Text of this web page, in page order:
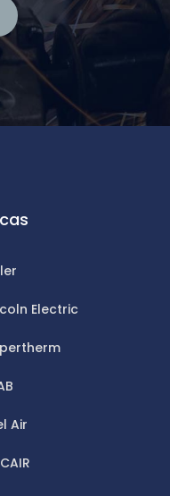
Electric
Air